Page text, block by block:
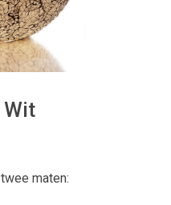
Wit
maten: